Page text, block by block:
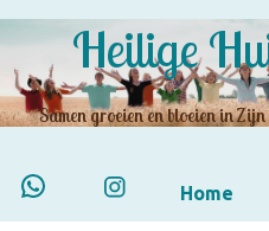
Doorgaan
Heilige
Samen groeien en bloeien in
Home